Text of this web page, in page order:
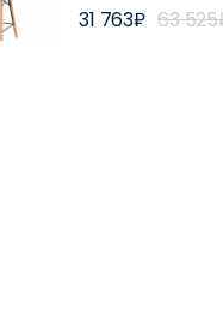
31 763₽ 63 525